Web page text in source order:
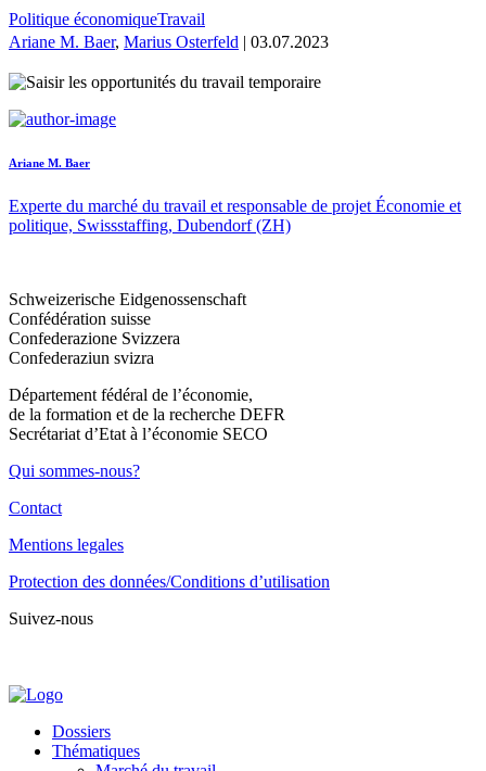
Politique économiqueTravail
Ariane M. Baer, Marius Osterfeld | 03.07.2023
Ariane M. Baer
Experte du marché du travail et responsable de projet Économie et
politique, Swissstaffing, Dubendorf (ZH)
Schweizerische Eidgenossenschaft
Confédération suisse
Confederazione Svizzera
Confederaziun svizra
Département fédéral de l’économie,
de la formation et de la recherche DEFR
Secrétariat d’Etat à l’économie SECO
Qui sommes-nous?
Contact
Mentions legales
Protection des données/Conditions d’utilisation
Suivez-nous
Dossiers
Thématiques